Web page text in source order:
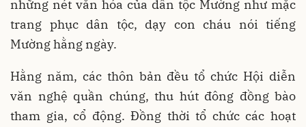
những nét văn hóa của dân tộc Mường như mặc
trang phục dân tộc, dạy con cháu nói tiếng
Mường hằng ngày.
Hằng năm, các thôn bản đều tổ chức Hội diễn
văn nghệ quần chúng, thu hút đông đồng bào
tham gia, cổ động. Đồng thời tổ chức các hoạt